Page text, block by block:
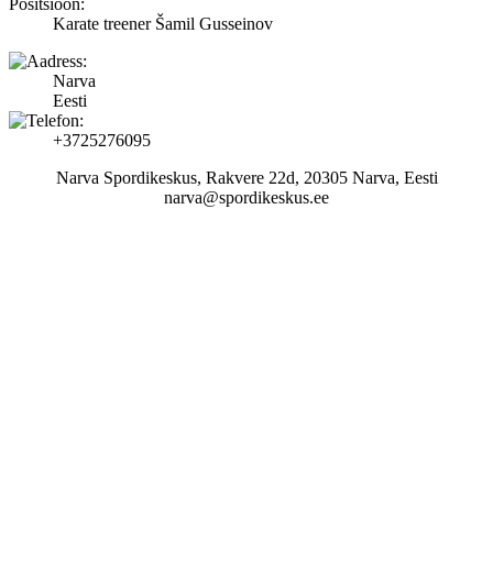
Karate treener Šamil Gusseinov
Narva
Eesti
+3725276095
Narva Spordikeskus, Rakvere 22d, 20305 Narva, Eesti
narva@spordikeskus.ee